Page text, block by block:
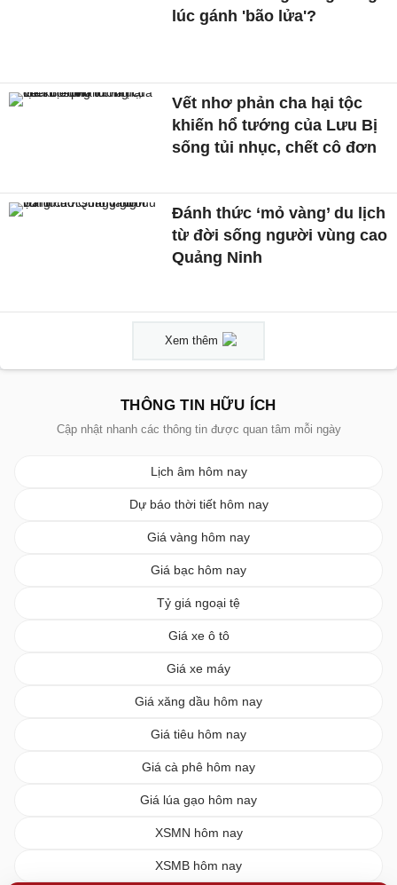
lúc gánh 'bão lửa'?
Vết nhơ phản cha hại tộc
khiến hổ tướng của Lưu Bị
sống tủi nhục, chết cô đơn
Đánh thức ‘mỏ vàng’ du lịch
từ đời sống người vùng cao
Quảng Ninh
Xem thêm
THÔNG TIN HỮU ÍCH
Cập nhật nhanh các thông tin được quan tâm mỗi ngày
Lịch âm hôm nay
Dự báo thời tiết hôm nay
Giá vàng hôm nay
Giá bạc hôm nay
Tỷ giá ngoại tệ
Giá xe ô tô
Giá xe máy
Giá xăng dầu hôm nay
Giá tiêu hôm nay
Giá cà phê hôm nay
Giá lúa gạo hôm nay
XSMN hôm nay
XSMB hôm nay